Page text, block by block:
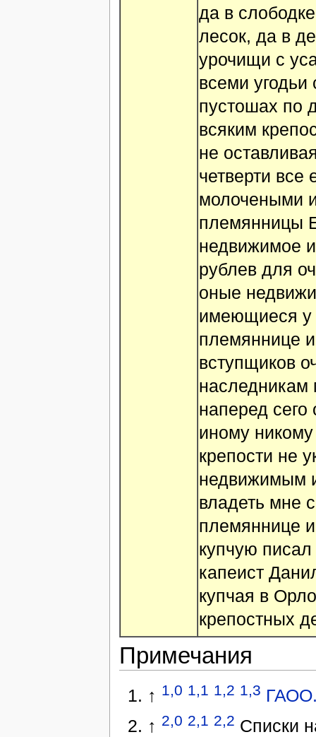
да в
лесок, да в
урочищи с
всеми угодьи
пустошах по
всяким
не
четверти
молочеными
племянницы
недвижимое
рублев для
оные
имеющиеся у
племяннице
вступщиков
наследникам
наперед
иному
крепости не
недвижимым
владеть мне
племяннице
купчую
капеист
купчая в
крепостных
Примечания
↑ 1,0 1,1 1,2 1,3
↑ 2,0 2,1 2,2 Списки